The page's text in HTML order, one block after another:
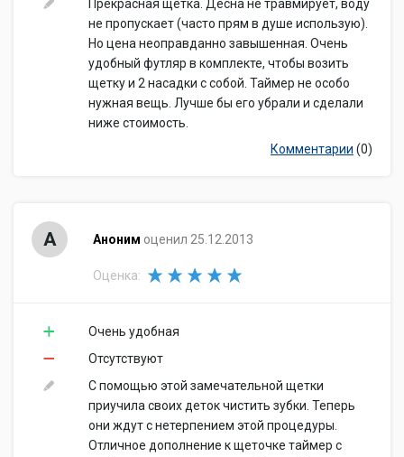
Прекрасная щётка. Десна не травмирует, воду
не пропускает (часто прям в душе использую).
Но цена неоправданно завышенная. Очень
удобный футляр в комплекте, чтобы возить
щетку и 2 насадки с собой. Таймер не особо
нужная вещь. Лучше бы его убрали и сделали
ниже стоимость.
Комментарии (0)
А Аноним оценил 25.12.2013
Оценка:
Очень удобная
Отсутствуют
С помощью этой замечательной щетки
приучила своих деток чистить зубки. Теперь
они ждут с нетерпением этой процедуры.
Отличное дополнение к щеточке таймер с